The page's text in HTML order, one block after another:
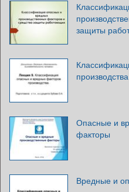
защиты
производства
Опасные и
факторы
Вредные и